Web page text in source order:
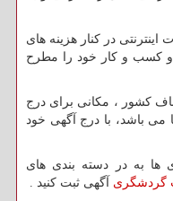
اینترنتی در کنار هزینه های
و کسب و کار خود را مطرح
کشور ، مکانی برای درج
باشد، با درج آگهی خود
ها به در دسته بندی های
گردشگری آگهی ثبت کنید .